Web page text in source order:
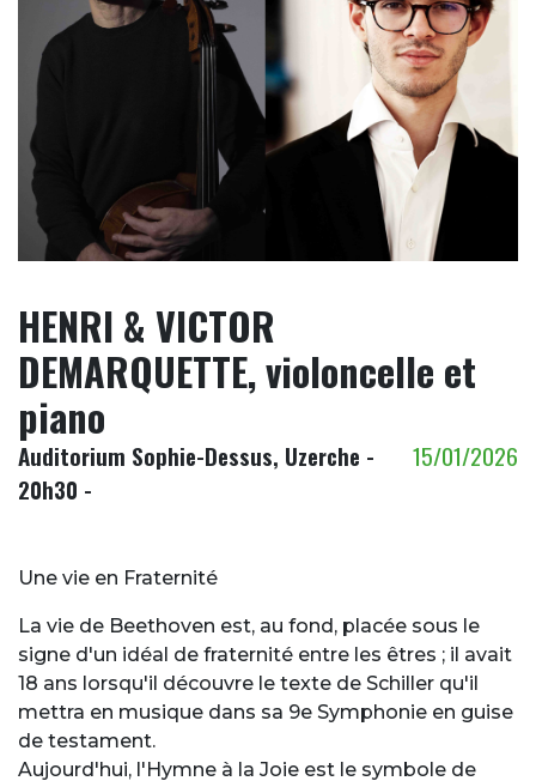
HENRI & VICTOR
DEMARQUETTE, violoncelle et
piano
Auditorium Sophie-Dessus, Uzerche -
20h30 -
15/01/2026
Une vie en Fraternité
La vie de Beethoven est, au fond, placée sous le
signe d'un idéal de fraternité entre les êtres ; il avait
18 ans lorsqu'il découvre le texte de Schiller qu'il
mettra en musique dans sa 9e Symphonie en guise
de testament.
Aujourd'hui, l'Hymne à la Joie est le symbole de